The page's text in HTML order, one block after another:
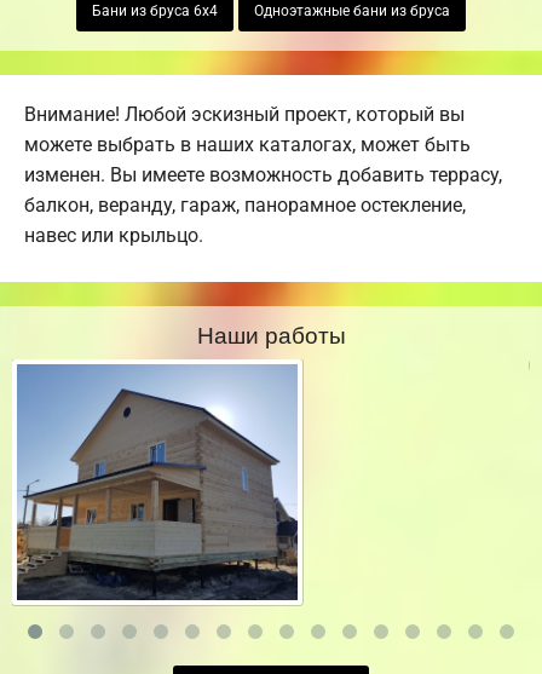
Бани из бруса 6х4 Одноэтажные бани из бруса
Внимание! Любой эскизный проект, который вы
можете выбрать в наших каталогах, может быть
изменен. Вы имеете возможность добавить террасу,
балкон, веранду, гараж, панорамное остекление,
навес или крыльцо.
Наши работы